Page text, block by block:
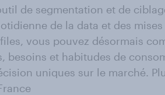
de segmentation et de
de la data et des
vous pouvez désormais
besoins et habitudes de
uniques sur le marché.